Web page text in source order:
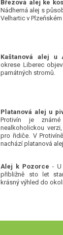
Nádherná alej s
Velhartic v Plzeňském
Kaštanová alej u
okrese Liberec
památných stromů.
Platanová alej u
Protivín je
nealkoholickou
pro řidiče. V
nachází platanová
Alej k Pozorce - U
přibližně sto let
krásný výhled do